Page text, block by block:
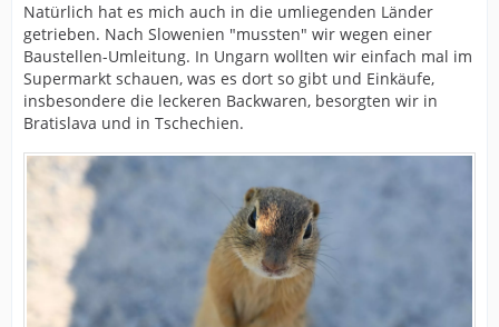
Natürlich hat es mich auch in die umliegenden Länder
getrieben. Nach Slowenien "mussten" wir wegen einer
Baustellen-Umleitung. In Ungarn wollten wir einfach mal im
Supermarkt schauen, was es dort so gibt und Einkäufe,
insbesondere die leckeren Backwaren, besorgten wir in
Bratislava und in Tschechien.